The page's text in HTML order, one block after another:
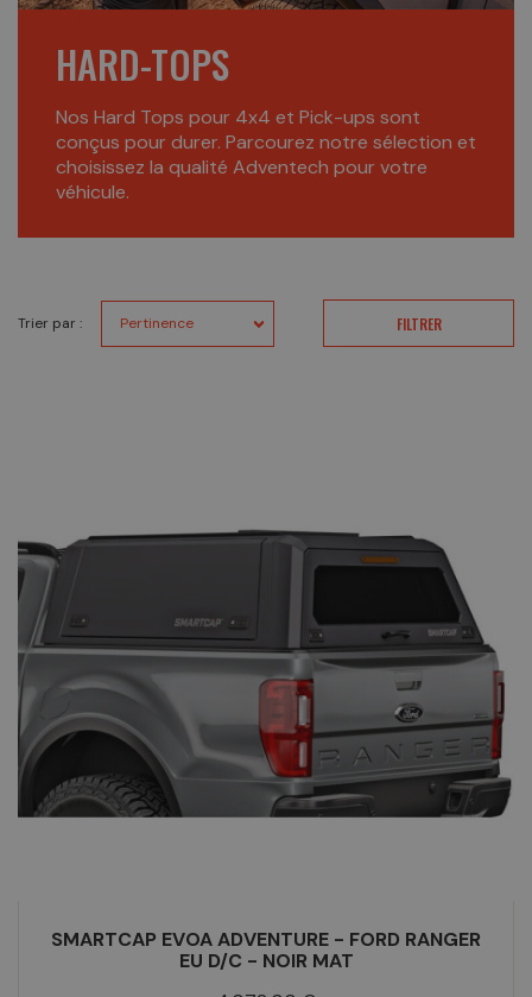
HARD-TOPS
Nos Hard Tops pour 4x4 et Pick-ups sont
conçus pour durer. Parcourez notre sélection et
choisissez la qualité Adventech pour votre
véhicule.
Trier par : FILTRER
SMARTCAP EVOA ADVENTURE - FORD RANGER
EU D/C - NOIR MAT